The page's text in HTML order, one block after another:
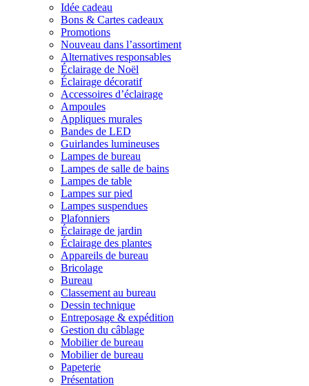
Idée cadeau
Bons & Cartes cadeaux
Promotions
Nouveau dans l’assortiment
Alternatives responsables
Éclairage de Noël
Éclairage décoratif
Accessoires d’éclairage
Ampoules
Appliques murales
Bandes de LED
Guirlandes lumineuses
Lampes de bureau
Lampes de salle de bains
Lampes de table
Lampes sur pied
Lampes suspendues
Plafonniers
Éclairage de jardin
Éclairage des plantes
Appareils de bureau
Bricolage
Bureau
Classement au bureau
Dessin technique
Entreposage & expédition
Gestion du câblage
Mobilier de bureau
Mobilier de bureau
Papeterie
Présentation